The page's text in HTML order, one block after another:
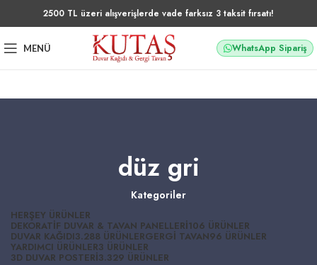
2500 TL üzeri alışverişlerde vade farksız 3 taksit fırsatı!
MENÜ WhatsApp Sipariş
düz gri
Kategoriler
HERŞEY ÜRÜNLER
DEKORATIF DUVAR & TAVAN PANELLERI106 ÜRÜNLER
DUVAR KAĞIDI3.288 ÜRÜNLERGERGI TAVAN96 ÜRÜNLER
YARDIMCI ÜRÜNLER3 ÜRÜNLER
3D DUVAR POSTERI3.329 ÜRÜNLER